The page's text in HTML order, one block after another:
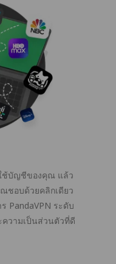
ใช้บัญชีของคุณ แล้ว
ชอบด้วยคลิกเดียว
PandaVPN ระดับ
วามเป็นส่วนตัวที่ดี